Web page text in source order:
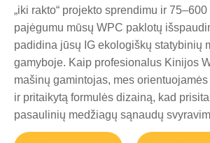
„iki rakto“ projekto sprendimu ir
pajėgumu mūsų WPC paklotų
padidina jūsų IG ekologiškų statybinių
gamyboje. Kaip profesionalus Kinijos
mašinų gamintojas, mes
ir pritaikytą formulės dizainą, kad
pasaulinių medžiagų sąnaudų